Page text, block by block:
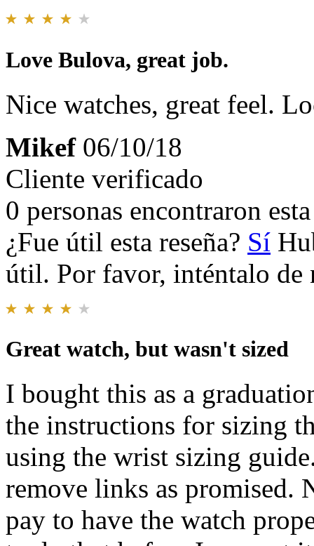
Love Bulova, great job.
Nice watches, great feel.
Mikef 06/10/18
Cliente verificado
0 personas encontraron
¿Fue útil esta reseña? Sí
útil. Por favor, inténtalo de
Great watch, but wasn't sized
I bought this as a
the instructions for sizing
using the wrist sizing
remove links as promised.
pay to have the watch